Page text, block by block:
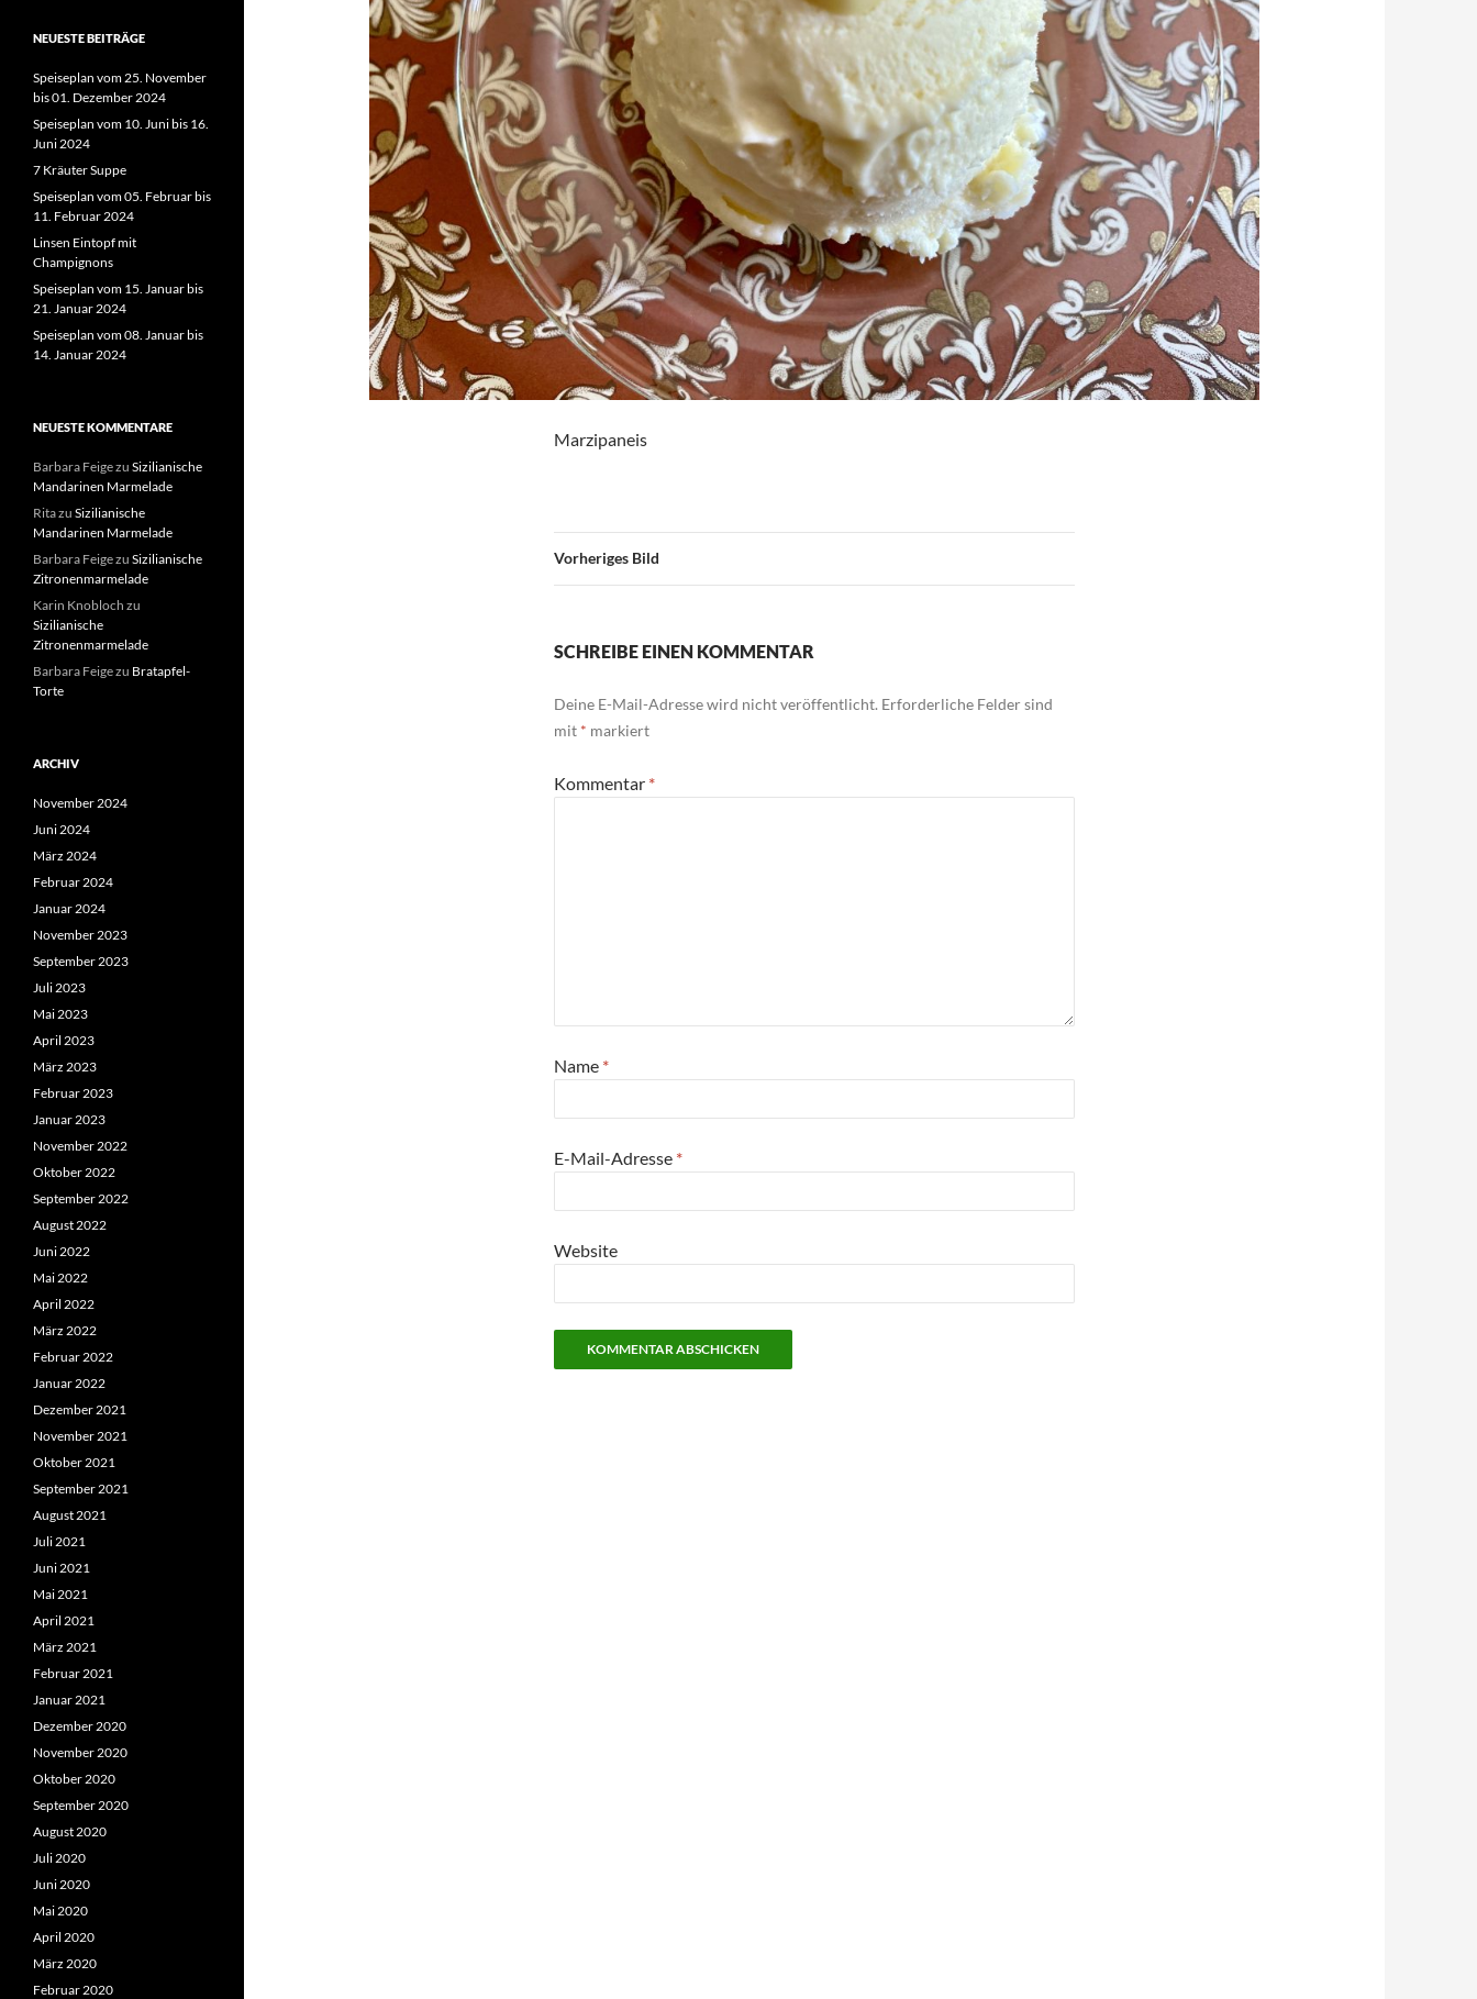
Marzipaneis
Vorheriges Bild
SCHREIBE EINEN KOMMENTAR
Deine E-Mail-Adresse wird nicht veröffentlicht. Erforderliche Felder sind
mit * markiert
Kommentar *
Name *
E-Mail-Adresse *
Website
NEUESTE BEITRÄGE
Speiseplan vom 25. November
bis 01. Dezember 2024
Speiseplan vom 10. Juni bis 16.
Juni 2024
7 Kräuter Suppe
Speiseplan vom 05. Februar bis
11. Februar 2024
Linsen Eintopf mit
Champignons
Speiseplan vom 15. Januar bis
21. Januar 2024
Speiseplan vom 08. Januar bis
14. Januar 2024
NEUESTE KOMMENTARE
Barbara Feigezu Sizilianische
Mandarinen Marmelade
Ritazu Sizilianische
Mandarinen Marmelade
Barbara Feigezu Sizilianische
Zitronenmarmelade
Karin Knobloch zu
Sizilianische
Zitronenmarmelade
Barbara Feigezu Bratapfel-
Torte
ARCHIV
November 2024
Juni 2024
März 2024
Februar 2024
Januar 2024
November 2023
September 2023
Juli 2023
Mai 2023
April 2023
März 2023
Februar 2023
Januar 2023
November 2022
Oktober 2022
September 2022
August 2022
Juni 2022
Mai 2022
April 2022
März 2022
Februar 2022
Januar 2022
Dezember 2021
November 2021
Oktober 2021
September 2021
August 2021
Juli 2021
Juni 2021
Mai 2021
April 2021
März 2021
Februar 2021
Januar 2021
Dezember 2020
November 2020
Oktober 2020
September 2020
August 2020
Juli 2020
Juni 2020
Mai 2020
April 2020
März 2020
Februar 2020